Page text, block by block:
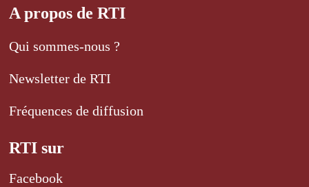
A propos de RTI
Qui sommes-nous ?
Newsletter de RTI
Fréquences de diffusion
RTI sur
Facebook